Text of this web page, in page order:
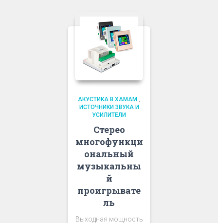
АКУСТИКА В ХАМАМ ,
ИСТОЧНИКИ ЗВУКА И
УСИЛИТЕЛИ
Стерео
многофункци
ональный
музыкальны
й
проигрывате
ль
Выходная мощность